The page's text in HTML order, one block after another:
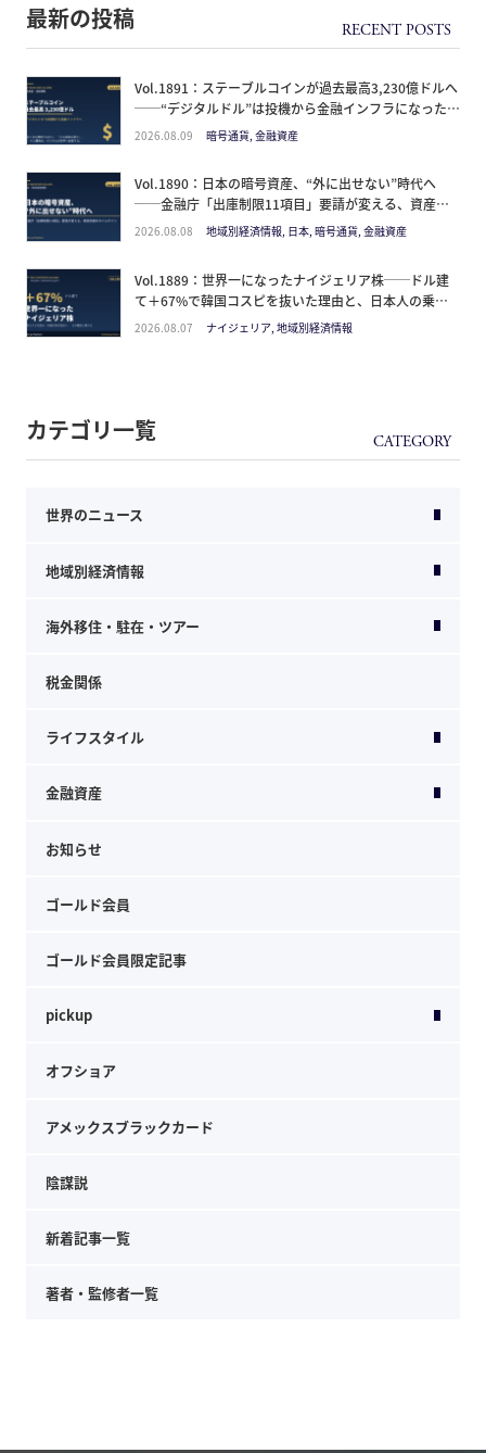
最新の投稿
Vol.1891：ステーブルコインが過去最高3,230億ドルへ
──“デジタルドル”は投機から金融インフラになった。
日本人が見るべきは価格ではなく「どの通貨の器か」
2026.08.09 暗号通貨, 金融資産
Vol.1890：日本の暗号資産、“外に出せない”時代へ
──金融庁「出庫制限11項目」要請が変える、資産防
衛のタイムライン
2026.08.08 地域別経済情報, 日本, 暗号通貨, 金融資産
Vol.1889：世界一になったナイジェリア株──ドル建
て＋67%で韓国コスピを抜いた理由と、日本人の乗り
方
2026.08.07 ナイジェリア, 地域別経済情報
カテゴリ一覧
世界のニュース
地域別経済情報
海外移住・駐在・ツアー
税金関係
ライフスタイル
金融資産
お知らせ
ゴールド会員
ゴールド会員限定記事
pickup
オフショア
アメックスブラックカード
陰謀説
新着記事一覧
著者・監修者一覧